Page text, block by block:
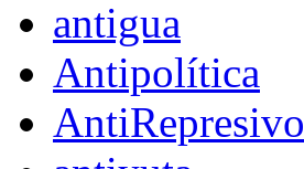
antigua
Antipolítica
AntiRepresivo